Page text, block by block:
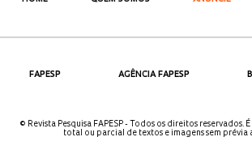
FAPESP AGÊNCIA FAPESP
© Revista Pesquisa FAPESP - Todos os direitos
total ou parcial de textos e imagens sem prévia